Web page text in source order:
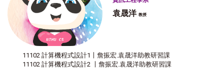
袁晟洋 教授
11102 計算機程式設計1〡詹振宏.袁晟洋助教研習課
11102 計算機程式設計2 〡詹振宏.袁晟洋助教研習課